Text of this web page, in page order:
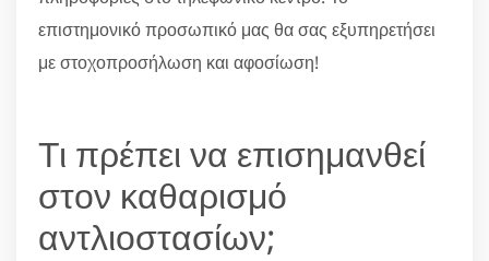
επιστημονικό προσωπικό μας θα σας εξυπηρετήσει
με στοχοπροσήλωση και αφοσίωση!
Τι πρέπει να επισημανθεί
στον καθαρισμό
αντλιοστασίων;